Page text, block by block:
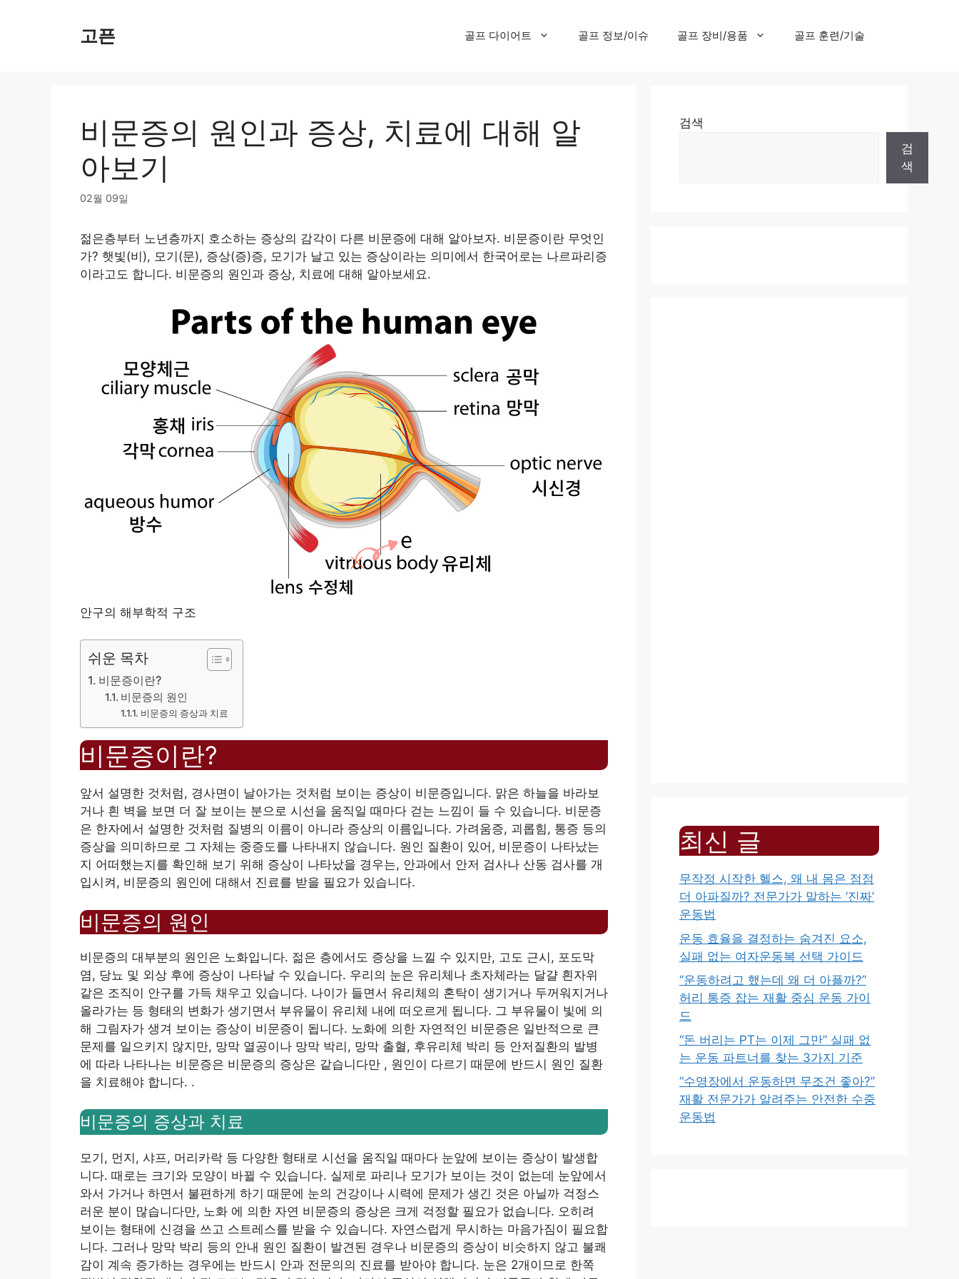
고픈 골프 다이어트 골프 정보/이슈 골프 장비/용품 골프 훈련/기술
비문증의 원인과 증상, 치료에 대해 알
아보기
02월 09일
젊은층부터 노년층까지 호소하는 증상의 감각이 다른 비문증에 대해 알아보자. 비문증이란 무엇인
가? 햇빛(비), 모기(문), 증상(증)증, 모기가 날고 있는 증상이라는 의미에서 한국어로는 나르파리증
이라고도 합니다. 비문증의 원인과 증상, 치료에 대해 알아보세요.
안구의 해부학적 구조
쉬운 목차
비문증이란?
비문증의 원인
비문증의 증상과 치료
비문증이란?
앞서 설명한 것처럼, 경사면이 날아가는 것처럼 보이는 증상이 비문증입니다. 맑은 하늘을 바라보
거나 흰 벽을 보면 더 잘 보이는 분으로 시선을 움직일 때마다 걷는 느낌이 들 수 있습니다. 비문증
은 한자에서 설명한 것처럼 질병의 이름이 아니라 증상의 이름입니다. 가려움증, 괴롭힘, 통증 등의
증상을 의미하므로 그 자체는 중증도를 나타내지 않습니다. 원인 질환이 있어, 비문증이 나타났는
지 어떠했는지를 확인해 보기 위해 증상이 나타났을 경우는, 안과에서 안저 검사나 산동 검사를 개
입시켜, 비문증의 원인에 대해서 진료를 받을 필요가 있습니다.
비문증의 원인
비문증의 대부분의 원인은 노화입니다. 젊은 층에서도 증상을 느낄 수 있지만, 고도 근시, 포도막
염, 당뇨 및 외상 후에 증상이 나타날 수 있습니다. 우리의 눈은 유리체나 초자체라는 달걀 흰자위
같은 조직이 안구를 가득 채우고 있습니다. 나이가 들면서 유리체의 혼탁이 생기거나 두꺼워지거나
올라가는 등 형태의 변화가 생기면서 부유물이 유리체 내에 떠오르게 됩니다. 그 부유물이 빛에 의
해 그림자가 생겨 보이는 증상이 비문증이 됩니다. 노화에 의한 자연적인 비문증은 일반적으로 큰
문제를 일으키지 않지만, 망막 열공이나 망막 박리, 망막 출혈, 후유리체 박리 등 안저질환의 발병
에 따라 나타나는 비문증은 비문증의 증상은 같습니다만 , 원인이 다르기 때문에 반드시 원인 질환
을 치료해야 합니다. .
비문증의 증상과 치료
모기, 먼지, 샤프, 머리카락 등 다양한 형태로 시선을 움직일 때마다 눈앞에 보이는 증상이 발생합
니다. 때로는 크기와 모양이 바뀔 수 있습니다. 실제로 파리나 모기가 보이는 것이 없는데 눈앞에서
와서 가거나 하면서 불편하게 하기 때문에 눈의 건강이나 시력에 문제가 생긴 것은 아닐까 걱정스
러운 분이 많습니다만, 노화 에 의한 자연 비문증의 증상은 크게 걱정할 필요가 없습니다. 오히려
보이는 형태에 신경을 쓰고 스트레스를 받을 수 있습니다. 자연스럽게 무시하는 마음가짐이 필요합
니다. 그러나 망막 박리 등의 안내 원인 질환이 발견된 경우나 비문증의 증상이 비슷하지 않고 불쾌
감이 계속 증가하는 경우에는 반드시 안과 전문의의 진료를 받아야 합니다. 눈은 2개이므로 한쪽
검색
검
색
최신 글
무작정 시작한 헬스, 왜 내 몸은 점점
더 아파질까? 전문가가 말하는 ‘진짜’
운동법
운동 효율을 결정하는 숨겨진 요소,
실패 없는 여자운동복 선택 가이드
“운동하려고 했는데 왜 더 아플까?”
허리 통증 잡는 재활 중심 운동 가이
드
“돈 버리는 PT는 이제 그만” 실패 없
는 운동 파트너를 찾는 3가지 기준
“수영장에서 운동하면 무조건 좋아?”
재활 전문가가 알려주는 안전한 수중
운동법